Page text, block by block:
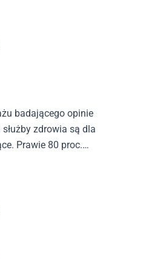
badającego opinie
zdrowia są dla
Prawie 80 proc.
na ten kryzys.